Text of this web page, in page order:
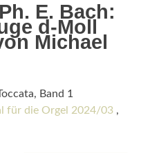
E. Bach:
d-Moll
Michael
Band 1
für die Orgel 2024/03 ,